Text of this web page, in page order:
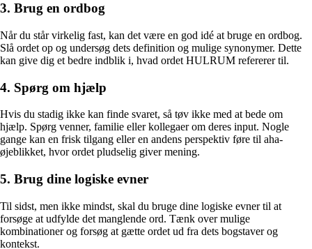
3. Brug en ordbog
Når du står virkelig fast, kan det være en god idé at bruge en ordbog.
Slå ordet op og undersøg dets definition og mulige synonymer. Dette
kan give dig et bedre indblik i, hvad ordet HULRUM refererer til.
4. Spørg om hjælp
Hvis du stadig ikke kan finde svaret, så tøv ikke med at bede om
hjælp. Spørg venner, familie eller kollegaer om deres input. Nogle
gange kan en frisk tilgang eller en andens perspektiv føre til aha-
øjeblikket, hvor ordet pludselig giver mening.
5. Brug dine logiske evner
Til sidst, men ikke mindst, skal du bruge dine logiske evner til at
forsøge at udfylde det manglende ord. Tænk over mulige
kombinationer og forsøg at gætte ordet ud fra dets bogstaver og
kontekst.